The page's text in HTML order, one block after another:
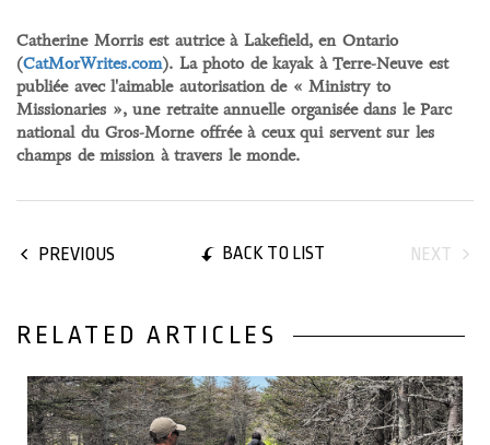
Catherine Morris est autrice à Lakefield, en Ontario
(CatMorWrites.com). La photo de kayak à Terre-Neuve est
publiée avec l'aimable autorisation de « Ministry to
Missionaries », une retraite annuelle organisée dans le Parc
national du Gros-Morne offrée à ceux qui servent sur les
champs de mission à travers le monde.
PREVIOUS BACK TO LIST NEXT
RELATED ARTICLES